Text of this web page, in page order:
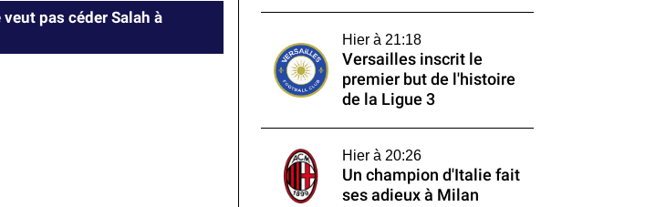
pas céder Salah à
Hier à 21:18
Versailles inscrit le
premier but de l'histoire
de la Ligue 3
Hier à 20:26
Un champion d'Italie fait
ses adieux à Milan